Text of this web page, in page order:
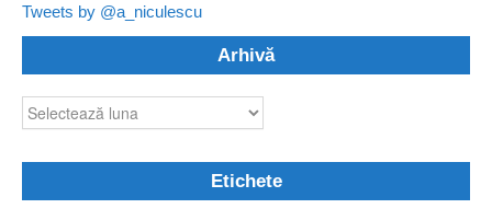
Tweets by @a_niculescu
Arhivă
Etichete